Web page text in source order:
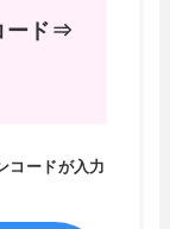
ード⇒
コードが入力